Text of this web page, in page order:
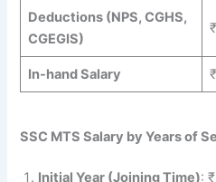
Deductions (NPS, CGHS,
CGEGIS)
In-hand Salary
SSC MTS Salary by Years of
Initial Year (Joining Time):